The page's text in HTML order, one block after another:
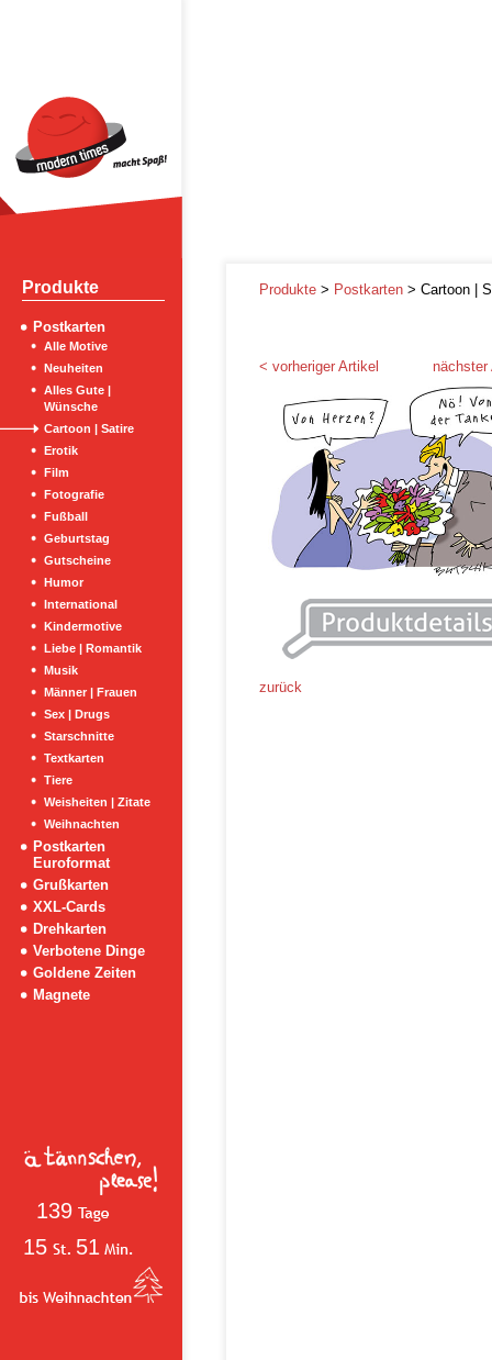
Produkte
Postkarten
Alle Motive
Neuheiten
Alles Gute |
Wünsche
Cartoon | Satire
Erotik
Film
Fotografie
Fußball
Geburtstag
Gutscheine
Humor
International
Kindermotive
Liebe | Romantik
Musik
Männer | Frauen
Sex | Drugs
Starschnitte
Textkarten
Tiere
Weisheiten | Zitate
Weihnachten
Postkarten
Euroformat
Grußkarten
XXL-Cards
Drehkarten
Verbotene Dinge
Goldene Zeiten
Magnete
139
15
51
Produkte > Postkarten > Cartoon |
< vorheriger Artikel
zurück